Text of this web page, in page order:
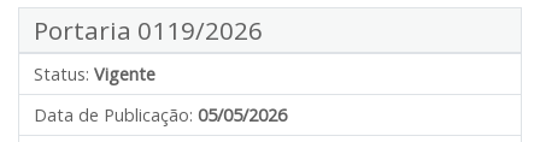
Portaria 0119/2026
Status: Vigente
Data de Publicação: 05/05/2026